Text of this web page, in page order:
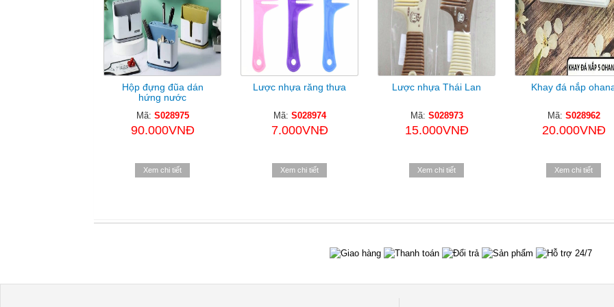
Hộp đựng đũa dán
hứng nước
Mã: S028975
90.000VNĐ
Xem chi tiết
Lược nhựa răng thưa
Mã: S028974
7.000VNĐ
Xem chi tiết
Lược nhựa Thái Lan
Mã: S028973
15.000VNĐ
Xem chi tiết
Khay đá nắp
Mã: S028962
20.000VNĐ
Xem chi tiết